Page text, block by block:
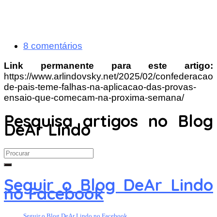
8 comentários
Link permanente para este artigo:
https://www.arlindovsky.net/2025/02/confederacao-
de-pais-teme-falhas-na-aplicacao-das-provas-
ensaio-que-comecam-na-proxima-semana/
Pesquisa artigos no Blog
DeAr Lindo
Search
for:
Seguir o Blog DeAr Lindo
no Facebook